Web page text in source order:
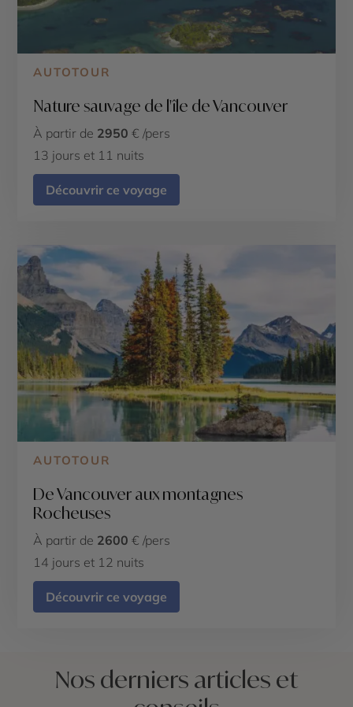
AUTOTOUR
Nature sauvage de l'île de Vancouver
À partir de 2950 € /pers
13 jours et 11 nuits
Découvrir ce voyage
AUTOTOUR
De Vancouver aux montagnes
Rocheuses
À partir de 2600 € /pers
14 jours et 12 nuits
Découvrir ce voyage
Nos derniers articles et